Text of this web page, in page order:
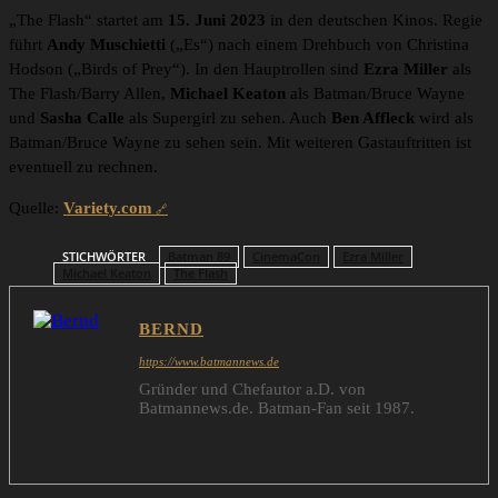
„The Flash“ startet am 15. Juni 2023 in den deutschen Kinos. Regie
führt Andy Muschietti („Es“) nach einem Drehbuch von Christina
Hodson („Birds of Prey“). In den Hauptrollen sind Ezra Miller als
The Flash/Barry Allen, Michael Keaton als Batman/Bruce Wayne
und Sasha Calle als Supergirl zu sehen. Auch Ben Affleck wird als
Batman/Bruce Wayne zu sehen sein. Mit weiteren Gastauftritten ist
eventuell zu rechnen.
Quelle: Variety.com
STICHWÖRTER
The Flash
BERND
https://www.batmannews.de
Gründer und Chefautor a.D. von
Batmannews.de. Batman-Fan seit 1987.